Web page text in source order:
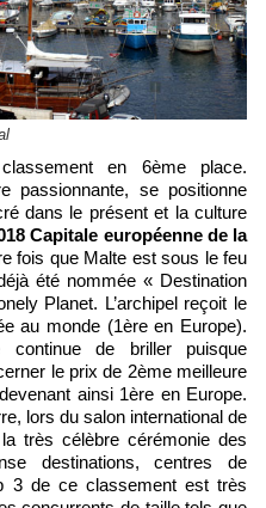
passionnante, se positionne
dans le présent et la culture
Capitale européenne de la
fois que Malte est sous le feu
été nommée « Destination
Planet. L’archipel reçoit le
au monde (1ère en Europe).
continue de briller puisque
le prix de 2ème meilleure
ainsi 1ère en Europe.
lors du salon international de
très célèbre cérémonie des
destinations, centres de
3 de ce classement est très